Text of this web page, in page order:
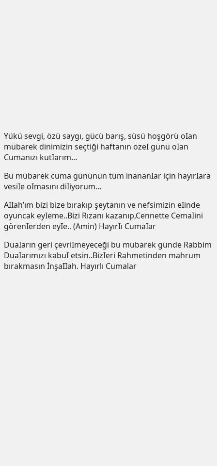
Yükü sevgi, özü saygı, gücü barış, süsü hoşgörü oIan
mübarek dinimizin seçtiği haftanın özeI günü oIan
Cumanızı kutIarım…
Bu mübarek cuma gününün tüm inananIar için hayırIara
vesiIe oImasını diIiyorum…
AIIah’ım bizi bize bırakıp şeytanın ve nefsimizin eIinde
oyuncak eyIeme..Bizi Rızanı kazanıp,Cennette CemaIini
görenIerden eyIe.. (Amin) HayırIı CumaIar
DuaIarın geri çevriImeyeceği bu mübarek günde Rabbim
DuaIarımızı kabuI etsin..BizIeri Rahmetinden mahrum
bırakmasın İnşaIIah. Hayırlı Cumalar